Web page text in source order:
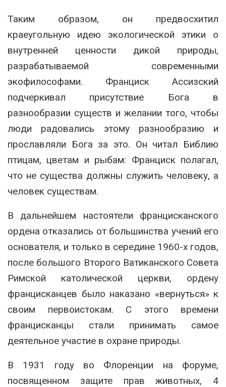
Таким образом, он предвосхитил
краеугольную идею экологической этики о
внутренней ценности дикой природы,
разрабатываемой современными
экофилософами. Франциск Ассизский
подчеркивал присутствие Бога в
разнообразии существ и желании того, чтобы
люди радовались этому разнообразию и
прославляли Бога за это. Он читал Библию
птицам, цветам и рыбам: Франциск полагал,
что не существа должны служить человеку, а
человек существам.
В дальнейшем настоятели францисканского
ордена отказались от большинства учений его
основателя, и только в середине 1960-х годов,
после большого Второго Ватиканского Совета
Римской католической церкви, ордену
францисканцев было наказано «вернуться» к
своим первоистокам. С этого времени
францисканцы стали принимать самое
деятельное участие в охране природы.
В 1931 году во Флоренции на форуме,
посвященном защите прав животных, 4